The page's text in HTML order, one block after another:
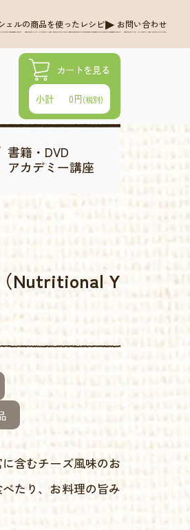
ェルの商品を使ったレシピ お問い合わせ
カートを見る
小計 0円(税別)
書籍・DVD
アカデミー講座
Nutritional Y
含むチーズ風味のお
たり、お料理の旨み